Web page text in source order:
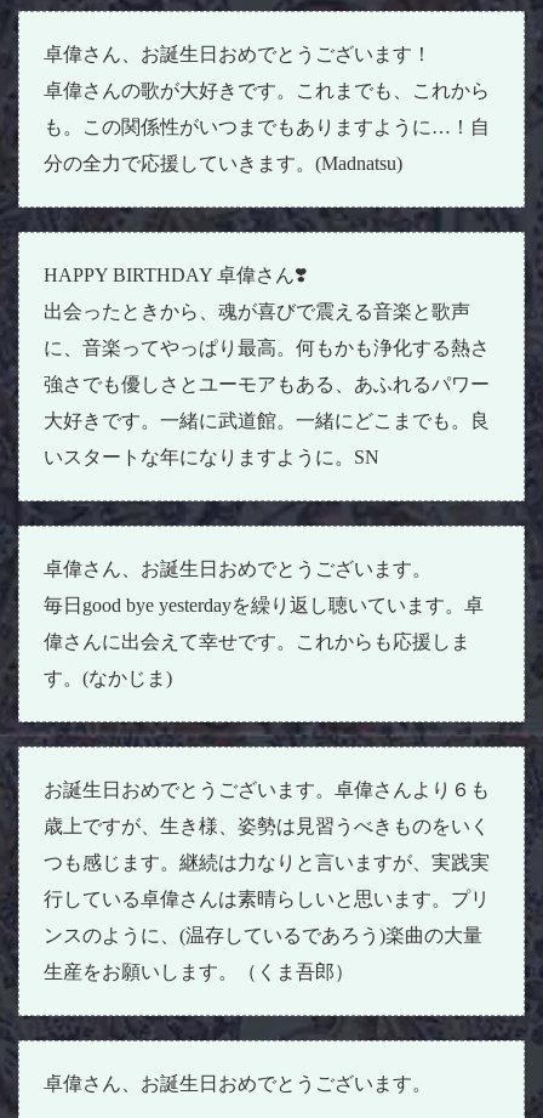
卓偉さん、お誕生日おめでとうございます！
卓偉さんの歌が大好きです。これまでも、これから
も。この関係性がいつまでもありますように…！自
分の全力で応援していきます。(Madnatsu)
HAPPY BIRTHDAY 卓偉さん❣️
出会ったときから、魂が喜びで震える音楽と歌声
に、音楽ってやっぱり最高。何もかも浄化する熱さ
強さでも優しさとユーモアもある、あふれるパワー
大好きです。一緒に武道館。一緒にどこまでも。良
いスタートな年になりますように。SN
卓偉さん、お誕生日おめでとうございます。
毎日good bye yesterdayを繰り返し聴いています。卓
偉さんに出会えて幸せです。これからも応援しま
す。(なかじま)
お誕生日おめでとうございます。卓偉さんより６も
歳上ですが、生き様、姿勢は見習うべきものをいく
つも感じます。継続は力なりと言いますが、実践実
行している卓偉さんは素晴らしいと思います。プリ
ンスのように、(温存しているであろう)楽曲の大量
生産をお願いします。（くま吾郎）
卓偉さん、お誕生日おめでとうございます。